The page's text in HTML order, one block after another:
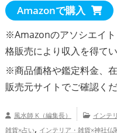
➡
2025年の開運カレンダー！風
・ パワースポット・カレンダ
2025年の吉日や最強開運
・2025年の金運を上げる
Amazonで購入
※Amazonのアソシエイ
格販売により収入を得てい
※商品価格や鑑定料金、
販売元サイトでご確認くだ
風水師 K（編集長） インテ
雑貨×占い, インテリア・雑貨×神社仏